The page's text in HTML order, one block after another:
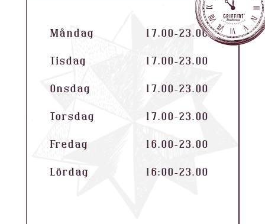
Måndag 17.00–23.00
Tisdag 17.00–23.00
Onsdag 17.00–23.00
Torsdag 17.00–23.00
Fredag 16.00–23.00
Lördag 16:00–23.00